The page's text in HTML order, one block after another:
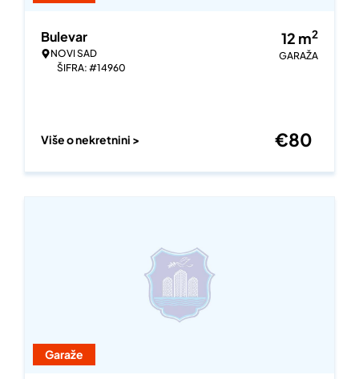
Bulevar
NOVI SAD
ŠIFRA: #14960
12 m2
GARAŽA
Više o nekretnini > €80
Garaže